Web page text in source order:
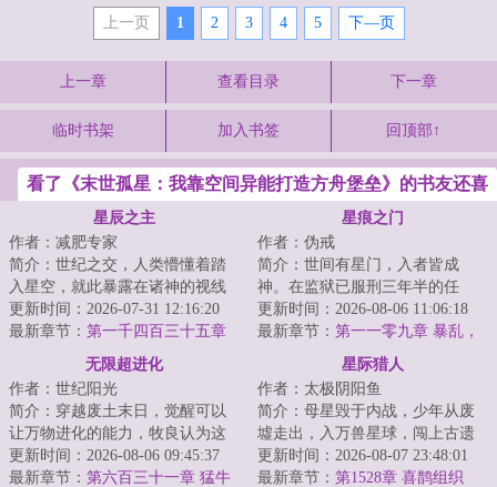
上一页 1 2 3 4 5 下—页
上一章 查看目录 下一章
临时书架 加入书签 回顶部↑
看了《末世孤星：我靠空间异能打造方舟堡垒》的书友还喜
星辰之主
作者：减肥专家
简介：世纪之交，人类懵懂着踏
入星空，就此暴露在诸神的视线
之下。少年罗南背负着祖父的罪
孽，走出实验室...
更新时间：2026-07-31 12:16:20
最新章节： 第一千四百三十五章
四连星（下）
星痕之门
作者：伪戒
简介：世间有星门，入者皆成
神。在监狱已服刑三年半的任
也，突然被一位神秘人接见。对
方说：“如果你愿意...
更新时间：2026-08-06 11:06:18
最新章节： 第一一零九章 暴乱，
无限超进化
作者：世纪阳光
简介：穿越废土末日，觉醒可以
让万物进化的能力，牧良认为这
很刑，日子越来越有判头了。一
棵草，被他进化...
更新时间：2026-08-06 09:45:37
最新章节： 第六百三十一章 猛牛
星际猎人
作者：太极阴阳鱼
简介：母星毁于内战，少年从废
墟走出，入万兽星球，闯上古遗
弃之地，盗药都仙缘，窃未来文
明科技……杀伐...
更新时间：2026-08-07 23:48:01
最新章节： 第1528章 喜鹊组织